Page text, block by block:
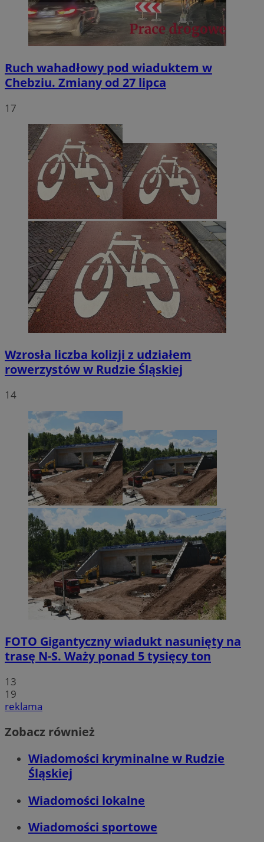
Ruch wahadłowy pod wiaduktem w
Chebziu. Zmiany od 27 lipca
17
Wzrosła liczba kolizji z udziałem
rowerzystów w Rudzie Śląskiej
14
FOTO Gigantyczny wiadukt nasunięty na
trasę N-S. Waży ponad 5 tysięcy ton
13
19
reklama
Zobacz również
Wiadomości kryminalne w Rudzie
Śląskiej
Wiadomości lokalne
Wiadomości sportowe